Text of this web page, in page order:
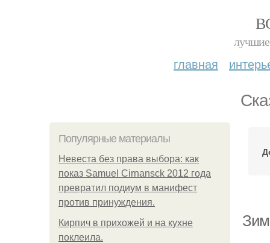
лучшие
главная
Популярные материалы
Невеста без права выбора: как
показ Samuel Cirnansck 2012 года
превратил подиум в манифест
против принуждения.
Кирпич в прихожей и на кухне
поклеила.